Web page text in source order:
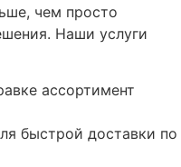
чем просто
Наши услуги
ассортимент
быстрой доставки по